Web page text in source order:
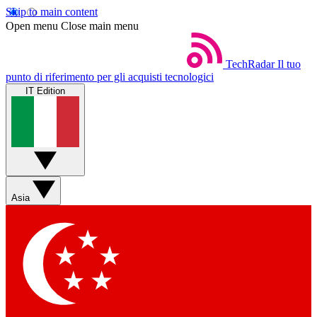
Skip to main content
Open menu Close main menu
TechRadar Il tuo
punto di riferimento per gli acquisti tecnologici
IT Edition
Asia